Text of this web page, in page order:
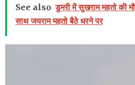
See also डुमरी में सुखराम महतो की
साथ जयराम महतो बैठे धरने पर